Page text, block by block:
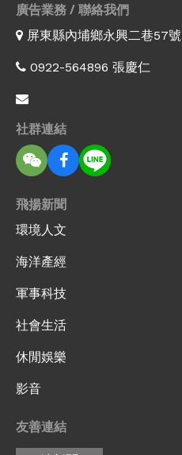
廣告業務 / 聯絡我們
屏東縣內埔鄉永興二巷57號
0922-564896 張慶仁
社群連結
飛揚新聞
環境人文
海洋產經
軍事科技
社會生活
休閒娛樂
影音
友善連結